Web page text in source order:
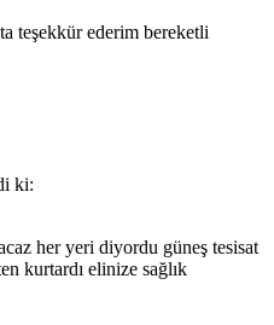
teşekkür ederim bereketli
ki:
her yeri diyordu güneş tesisat
kurtardı elinize sağlık